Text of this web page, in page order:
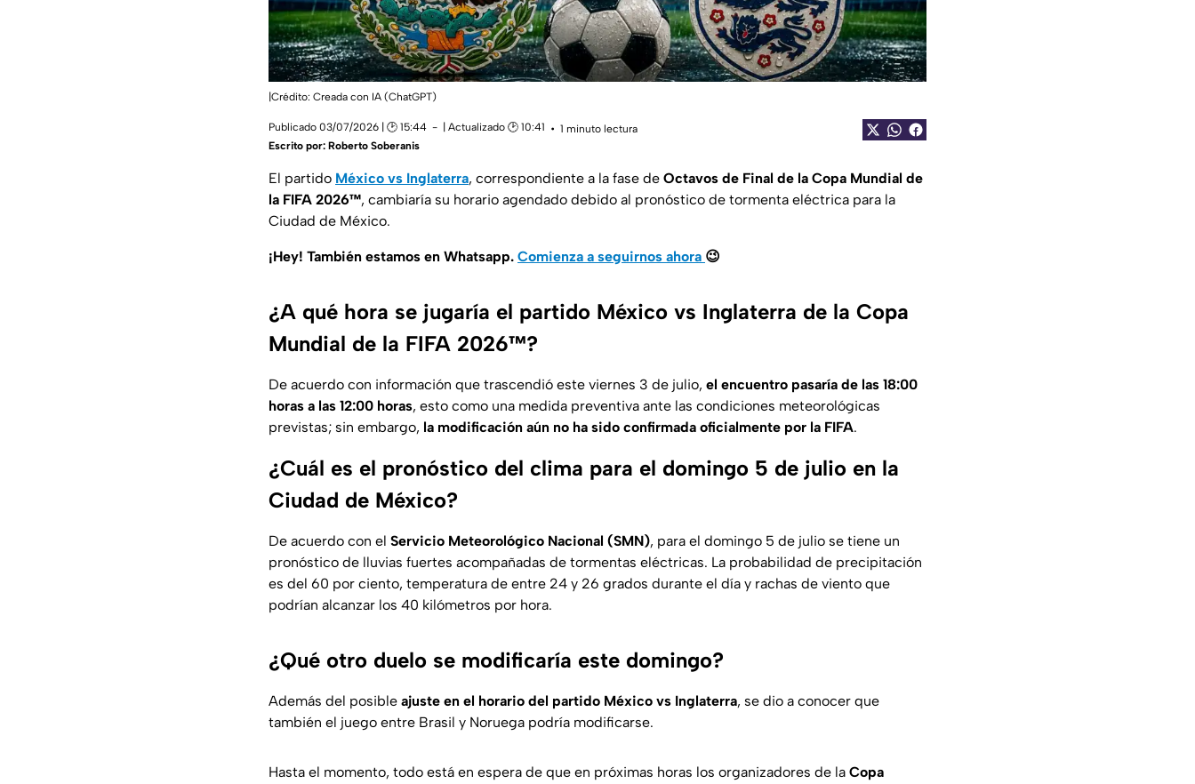
|Crédito: Creada con IA (ChatGPT)
Publicado 03/07/2026 | 🕑 15:44 | Actualizado 🕑 10:41
1 minuto lectura
Escrito por: Roberto Soberanis
El partido México vs Inglaterra, correspondiente a la fase de Octavos de Final de la Copa Mundial de
la FIFA 2026™, cambiaría su horario agendado debido al pronóstico de tormenta eléctrica para la
Ciudad de México.
¡Hey! También estamos en Whatsapp. Comienza a seguirnos ahora 😉
¿A qué hora se jugaría el partido México vs Inglaterra de la Copa
Mundial de la FIFA 2026™?
De acuerdo con información que trascendió este viernes 3 de julio, el encuentro pasaría de las 18:00
horas a las 12:00 horas, esto como una medida preventiva ante las condiciones meteorológicas
previstas; sin embargo, la modificación aún no ha sido confirmada oficialmente por la FIFA.
¿Cuál es el pronóstico del clima para el domingo 5 de julio en la
Ciudad de México?
De acuerdo con el Servicio Meteorológico Nacional (SMN), para el domingo 5 de julio se tiene un
pronóstico de lluvias fuertes acompañadas de tormentas eléctricas. La probabilidad de precipitación
es del 60 por ciento, temperatura de entre 24 y 26 grados durante el día y rachas de viento que
podrían alcanzar los 40 kilómetros por hora.
¿Qué otro duelo se modificaría este domingo?
Además del posible ajuste en el horario del partido México vs Inglaterra, se dio a conocer que
también el juego entre Brasil y Noruega podría modificarse.
Hasta el momento, todo está en espera de que en próximas horas los organizadores de la Copa